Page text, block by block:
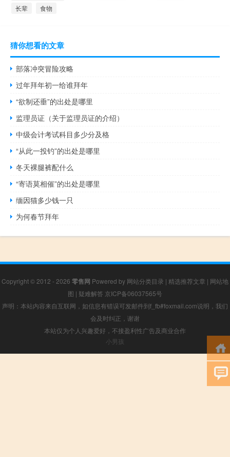
长辈 食物
猜你想看的文章
部落冲突冒险攻略
过年拜年初一给谁拜年
“欲制还垂”的出处是哪里
监理员证（关于监理员证的介绍）
中级会计考试科目多少分及格
“从此一投钓”的出处是哪里
冬天裸腿裤配什么
“寄语莫相催”的出处是哪里
缅因猫多少钱一只
为何春节拜年
Copyright © 2012 - 2026 零售网 Powered by 网站分类目录 | 精选推荐文章 | 网站地
图 | 疑难解答 京ICP备06037565号
声明：本站内容来自互联网，如信息有错误可发邮件到f_fb#foxmail.com说明，我们
会及时纠正，谢谢
本站仅为个人兴趣爱好，不接盈利性广告及商业合作
小男孩